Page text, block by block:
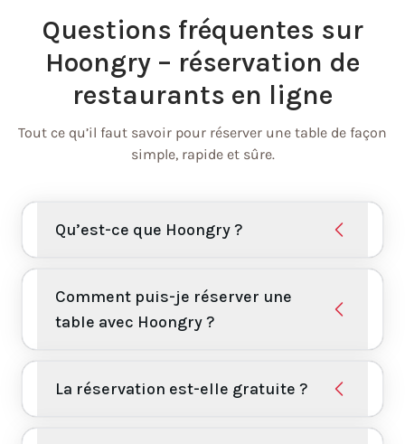
Questions fréquentes sur
Hoongry – réservation de
restaurants en ligne
Tout ce qu’il faut savoir pour réserver une table de façon
simple, rapide et sûre.
Qu’est-ce que Hoongry ?
Comment puis-je réserver une
table avec Hoongry ?
La réservation est-elle gratuite ?